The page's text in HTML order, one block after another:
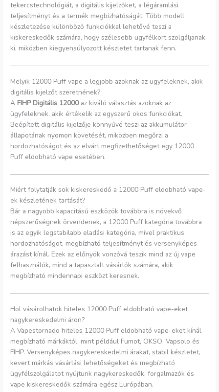
tekercstechnológiát, a digitális kijelzőket, a légáramlási
teljesítményt és a termék megbízhatóságát. Több modell
készletezése különböző funkciókkal lehetővé teszi a
kiskereskedők számára, hogy szélesebb ügyfélkört szolgáljanak
ki, miközben kiegyensúlyozott készletet tartanak fenn.
Melyik 12000 Puff vape a legjobb azoknak az ügyfeleknek, akik
digitális kijelzőt szeretnének?
A FIHP Digitális 12000az kiváló választás azoknak az
ügyfeleknek, akik értékelik az egyszerű okos funkciókat.
Beépített digitális kijelzője könnyűvé teszi az akkumulátor
állapotának nyomon követését, miközben megőrzi a
hordozhatóságot és az elvárt megfizethetőséget egy 12000
Puff eldobható vape esetében.
Miért folytatják sok kiskereskedő a 12000 Puff eldobható vape-
ek készletének tartását?
Bár a nagyobb kapacitású eszközök továbbra is növekvő
népszerűségnek örvendenek, a 12000 Puff kategória továbbra
is az egyik legstabilabb eladási kategória, mivel praktikus
hordozhatóságot, megbízható teljesítményt és versenyképes
árazást kínál. Ezek az előnyök vonzóvá teszik mind az új vape
felhasználók, mind a tapasztalt vásárlók számára, akik
megbízható mindennapi eszközt keresnek.
Hol vásárolhatok hiteles 12000 Puff eldobható vape-eket
nagykereskedelmi áron?
A Vapestornado hiteles 12000 Puff eldobható vape-eket kínál
megbízható márkáktól, mint például Fumot, OKSO, Vapsolo és
FIHP. Versenyképes nagykereskedelmi árakat, stabil készletet,
kevert márkás vásárlási lehetőségeket és megbízható
ügyfélszolgálatot nyújtunk nagykereskedők, forgalmazók és
vape kiskereskedők számára egész Európában.